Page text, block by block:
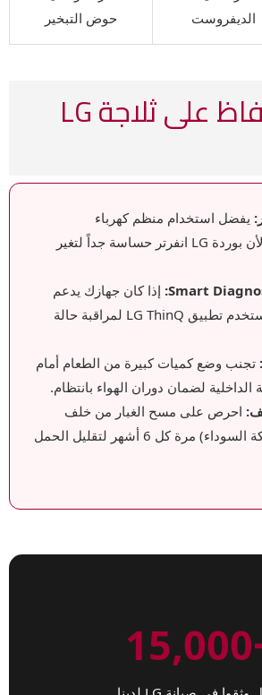
الديفروست
حوض التبخير
نصائح للحفاظ على ثلاجة LG
يفضل استخدام منظم كهرباء
(Stabilizer) لأن بوردة LG انفرتر حساسة جداً لتغير
إذا كان جهازك يدعم
الواي فاي، استخدم تطبيق LG ThinQ لمراقبة حالة
تجنب وضع كميات كبيرة من الطعام أمام
الداخلية لضمان دوران الهواء بانتظام.
احرص على مسح الغبار من خلف
الثلاجة (الشبكة السوداء) مرة كل 6 أشهر لتقليل الحمل